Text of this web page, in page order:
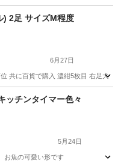
RIZ ミュール(サンダル) 2足 サイズM程度
6月27日
共に百貨で購入 濃紺5枚目 右足犬
ッチンタイマー色々
5月24日
お魚の可愛い形です